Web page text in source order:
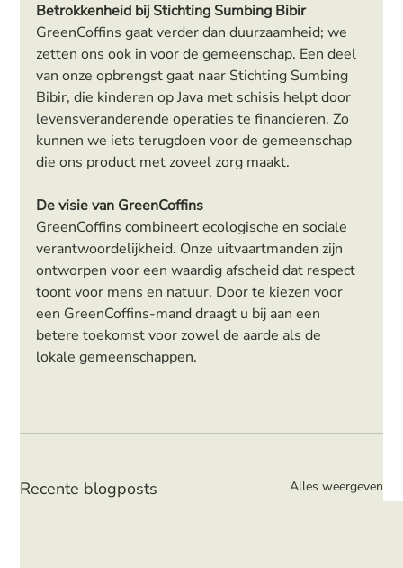
Betrokkenheid bij Stichting Sumbing Bibir
GreenCoffins gaat verder dan duurzaamheid; we
zetten ons ook in voor de gemeenschap. Een deel
van onze opbrengst gaat naar Stichting Sumbing
Bibir, die kinderen op Java met schisis helpt door
levensveranderende operaties te financieren. Zo
kunnen we iets terugdoen voor de gemeenschap
die ons product met zoveel zorg maakt.
De visie van GreenCoffins
GreenCoffins combineert ecologische en sociale
verantwoordelijkheid. Onze uitvaartmanden zijn
ontworpen voor een waardig afscheid dat respect
toont voor mens en natuur. Door te kiezen voor
een GreenCoffins-mand draagt u bij aan een
betere toekomst voor zowel de aarde als de
lokale gemeenschappen.
Recente blogposts Alles weergeven